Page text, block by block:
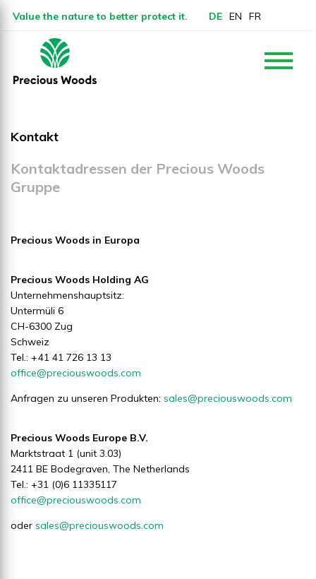
Value the nature to better protect it. DE EN FR
Kontakt
Kontaktadressen der Precious Woods
Gruppe
Precious Woods in Europa
Precious Woods Holding AG
Unternehmenshauptsitz:
Untermüli 6
CH-6300 Zug
Schweiz
Tel.: + 41 41 726 13 13
office@preciouswoods.com
Anfragen zu unseren Produkten: sales@preciouswoods.com
Precious Woods Europe B.V.
Marktstraat 1 (unit 3.03)
2411 BE Bodegraven, The Netherlands
Tel.: +31 (0)6 11335117
office@preciouswoods.com
oder sales@preciouswoods.com